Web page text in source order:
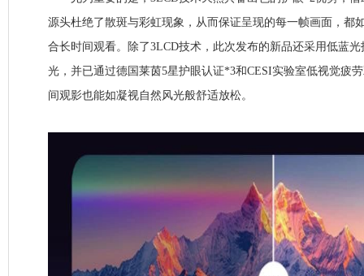
源头杜绝了散斑与彩虹现象，从而保证呈现的每一帧画面，都
合长时间观看。除了3LCD技术，此次发布的新品还采用低蓝
光，并已通过德国莱茵5星护眼认证*3和CESI实验室低视觉疲
间观影也能如凝视自然风光般舒适放松。